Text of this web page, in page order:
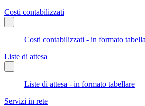
Costi contabilizzati
Costi contabilizzati - in formato
Liste di attesa
Liste di attesa - in formato tabellare
Servizi in rete